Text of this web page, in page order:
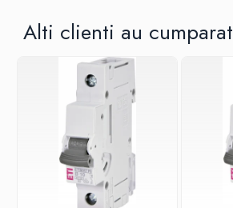
Alti clienti au cumparat